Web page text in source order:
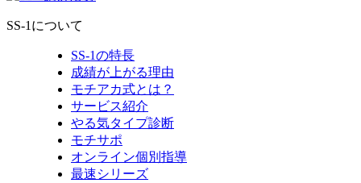
SS-1について
SS-1の特長
成績が上がる理由
モチアカ式とは？
サービス紹介
やる気タイプ診断
モチサポ
オンライン個別指導
最速シリーズ